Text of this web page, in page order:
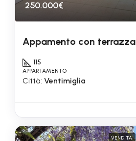
250.000€
Appamento con terrazza
115
APPARTAMENTO
Città: Ventimiglia
VENDITA